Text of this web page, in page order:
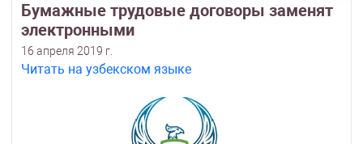
Бумажные трудовые договоры заменят
электронными
16 апреля 2019 г.
Читать на узбекском языке